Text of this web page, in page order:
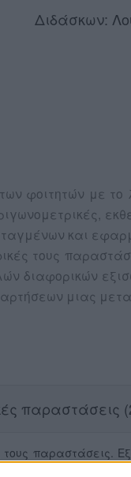
Διδάσκων:
φοιτητών με
και
τους
διαφορικών
μιας
παραστάσεις
τους παραστάσεις.